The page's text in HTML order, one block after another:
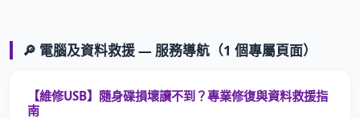
🔎 電腦及資料救援 — 服務導航（1 個專屬頁面）
【維修USB】隨身碟損壞讀不到？專業修復與資料救援指
南